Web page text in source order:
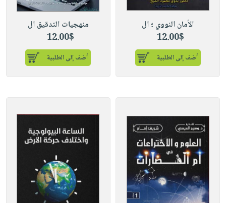
الأمان النووي ؛ ال
12.00$
أضف إلى الطلبية
منهجيات التدقيق ال
12.00$
أضف إلى الطلبية